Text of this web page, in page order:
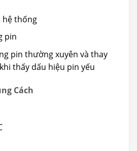
hệ thống
pin
pin thường xuyên và thay
thấy dấu hiệu pin yếu
Cách